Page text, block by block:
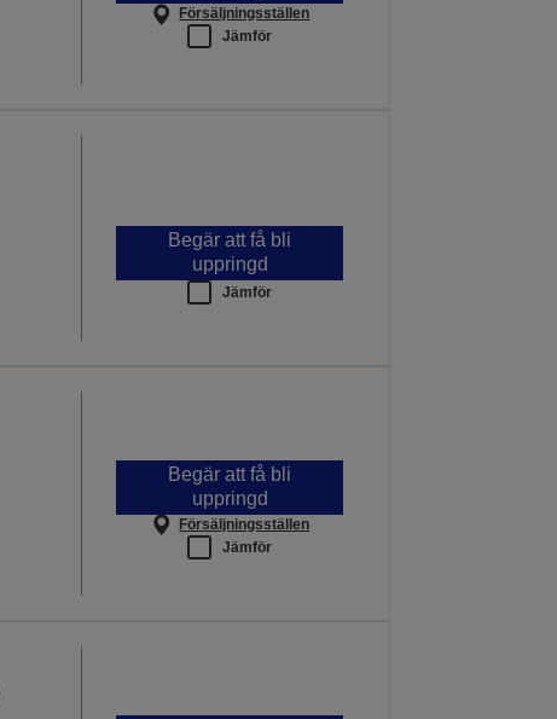
Försäljningsställen
Jämför
Begär att få bli
uppringd
Jämför
Begär att få bli
uppringd
Försäljningsställen
Jämför